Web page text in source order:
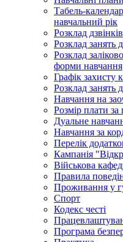
Табель-
навчальний рік
Розклад дзвінків
Розклад занять
Розклад
форми навчання
Графік захисту
Розклад занять
Навчання на
Розмір плати за
Дуальне
Навчання за
Перелік
Кампанія
Військова
Правила
Проживання у
Спорт
Кодекс честі
Програма